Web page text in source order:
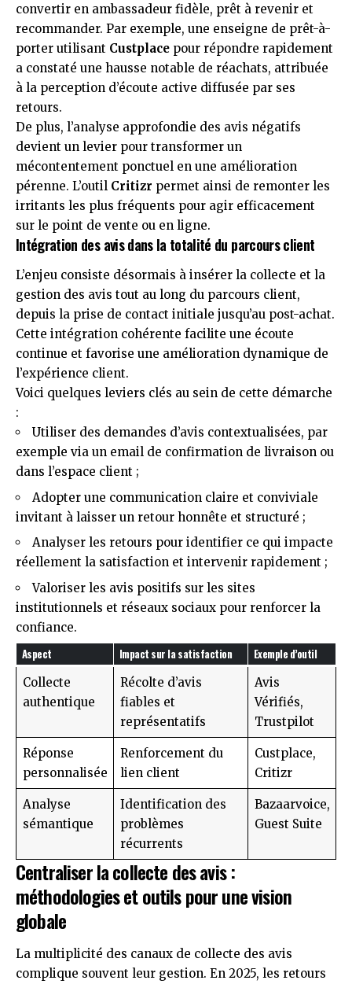
convertir en ambassadeur fidèle, prêt à revenir et
recommander. Par exemple, une enseigne de prêt-à-
porter utilisant Custplace pour répondre rapidement
a constaté une hausse notable de réachats, attribuée
à la perception d’écoute active diffusée par ses
retours.
De plus, l’analyse approfondie des avis négatifs
devient un levier pour transformer un
mécontentement ponctuel en une amélioration
pérenne. L’outil Critizr permet ainsi de remonter les
irritants les plus fréquents pour agir efficacement
sur le point de vente ou en ligne.
Intégration des avis dans la totalité du parcours client
L’enjeu consiste désormais à insérer la collecte et la
gestion des avis tout au long du parcours client,
depuis la prise de contact initiale jusqu’au post-achat.
Cette intégration cohérente facilite une écoute
continue et favorise une amélioration dynamique de
l’expérience client.
Voici quelques leviers clés au sein de cette démarche
:
Utiliser des demandes d’avis contextualisées, par
exemple via un email de confirmation de livraison ou
dans l’espace client ;
Adopter une communication claire et conviviale
invitant à laisser un retour honnête et structuré ;
Analyser les retours pour identifier ce qui impacte
réellement la satisfaction et intervenir rapidement ;
Valoriser les avis positifs sur les sites
institutionnels et réseaux sociaux pour renforcer la
confiance.
Aspect Impact sur la satisfaction Exemple d’outil
Collecte
authentique
Récolte d’avis
fiables et
représentatifs
Avis
Vérifiés,
Trustpilot
Réponse
personnalisée
Renforcement du
lien client
Custplace,
Critizr
Analyse
sémantique
Identification des
problèmes
récurrents
Bazaarvoice,
Guest Suite
Centraliser la collecte des avis :
méthodologies et outils pour une vision
globale
La multiplicité des canaux de collecte des avis
complique souvent leur gestion. En 2025, les retours